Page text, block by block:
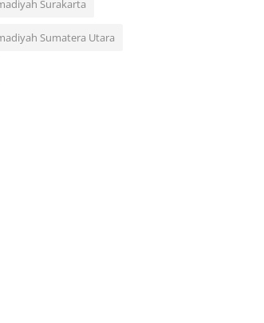
Surakarta
Sumatera Utara